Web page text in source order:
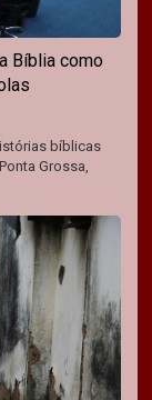
Bíblia como
bíblicas
Grossa,